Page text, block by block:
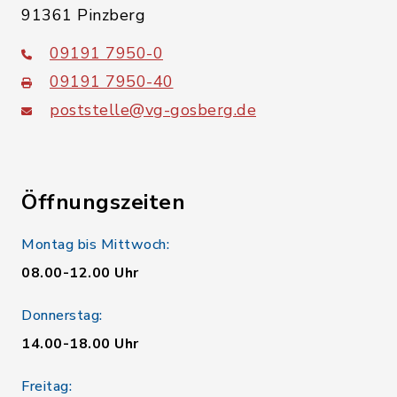
91361 Pinzberg
09191 7950-0
09191 7950-40
poststelle@vg-gosberg.de
Öffnungszeiten
Montag bis Mittwoch:
08.00-12.00 Uhr
Donnerstag:
14.00-18.00 Uhr
Freitag: